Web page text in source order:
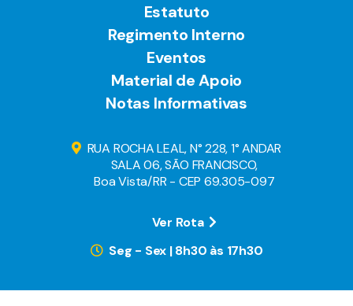
Estatuto
Regimento Interno
Eventos
Material de Apoio
Notas Informativas
RUA ROCHA LEAL, N° 228, 1° ANDAR
SALA 06, SÃO FRANCISCO,
Boa Vista/RR - CEP 69.305-097
Ver Rota
Seg - Sex | 8h30 às 17h30